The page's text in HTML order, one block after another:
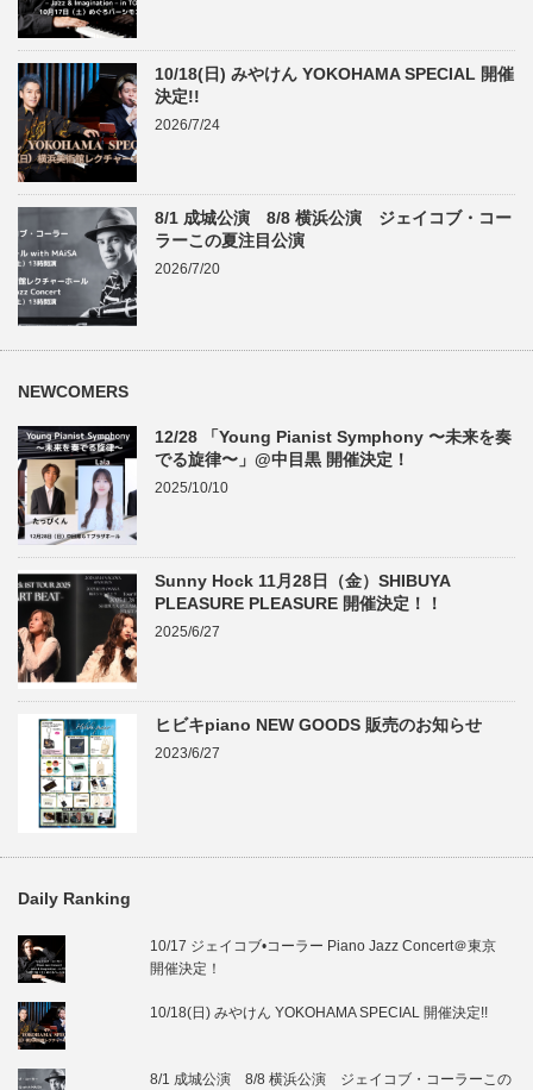
10/18(日) みやけん YOKOHAMA SPECIAL 開催
決定!!
2026/7/24
8/1 成城公演 8/8 横浜公演 ジェイコブ・コー
ラーこの夏注目公演
2026/7/20
NEWCOMERS
12/28 「Young Pianist Symphony 〜未来を奏
でる旋律〜」@中目黒 開催決定！
2025/10/10
Sunny Hock 11月28日（金）SHIBUYA
PLEASURE PLEASURE 開催決定！！
2025/6/27
ヒビキpiano NEW GOODS 販売のお知らせ
2023/6/27
Daily Ranking
10/17 ジェイコブ•コーラー Piano Jazz Concert＠東京
開催決定！
10/18(日) みやけん YOKOHAMA SPECIAL 開催決定!!
8/1 成城公演 8/8 横浜公演 ジェイコブ・コーラーこの